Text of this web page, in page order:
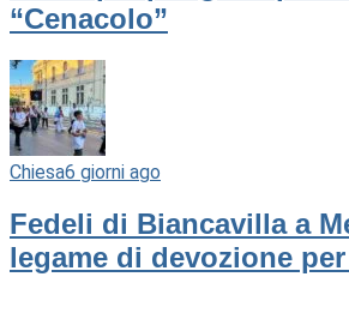
“Cenacolo”
Chiesa6 giorni ago
Fedeli di Biancavilla a
legame di devozione